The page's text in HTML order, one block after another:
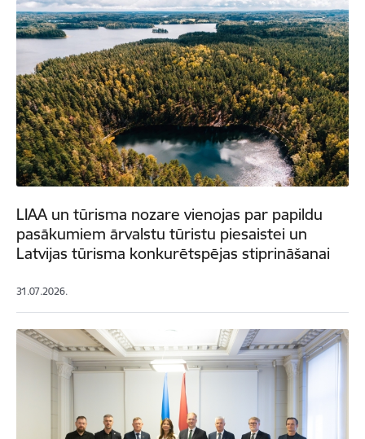
LIAA un tūrisma nozare vienojas par papildu
pasākumiem ārvalstu tūristu piesaistei un
Latvijas tūrisma konkurētspējas stiprināšanai
31.07.2026.